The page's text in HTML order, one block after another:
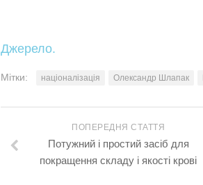
Джерело.
Мітки: націоналізація Олександр Шлапак
ПОПЕРЕДНЯ СТАТТЯ
Потужний і простий засіб для
покращення складу і якості крові